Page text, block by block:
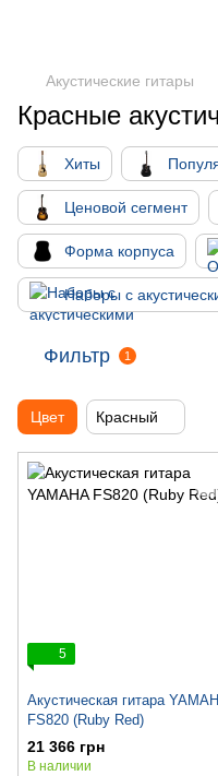
Акустические гитары
Красные
Хиты
Ценовой сегмент
Форма корпуса
Наборы с
Фильтр 1
Цвет Красный
5
Акустическая гитара
FS820 (Ruby Red)
21 366 грн
В наличии